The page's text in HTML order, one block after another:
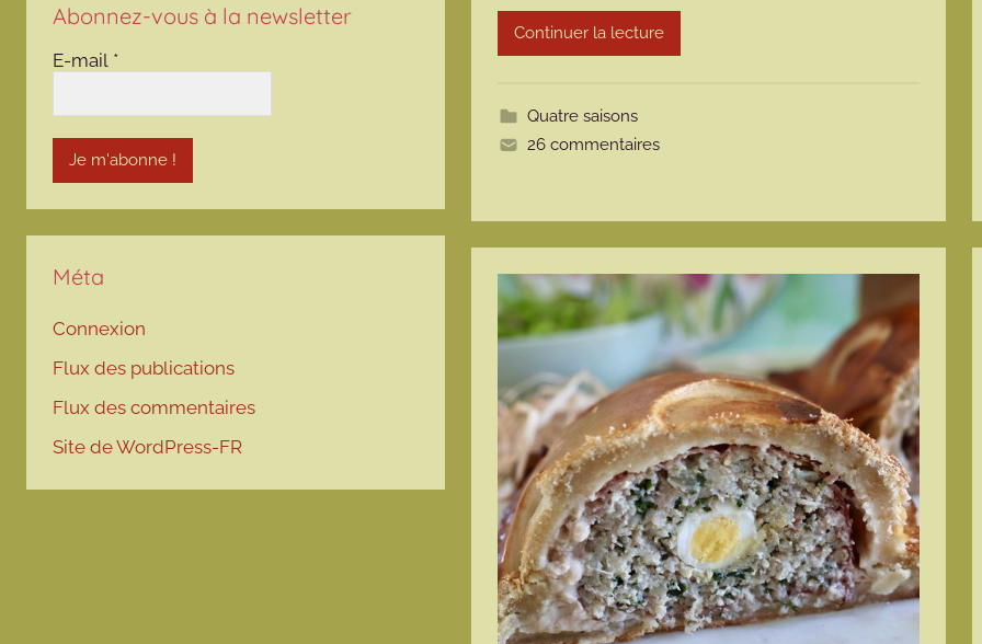
m
o
e
Continuer la lecture
Quatre saisons
26 commentaires
Abonnez-vous à la newsletter
E-mail *
Méta
Connexion
Flux des publications
Flux des commentaires
Site de WordPress-FR